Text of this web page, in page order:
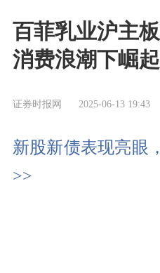
百菲乳业沪主
消费浪潮下崛
证券时报网 2025-06-13 19:43
新股新债表现亮眼
>>